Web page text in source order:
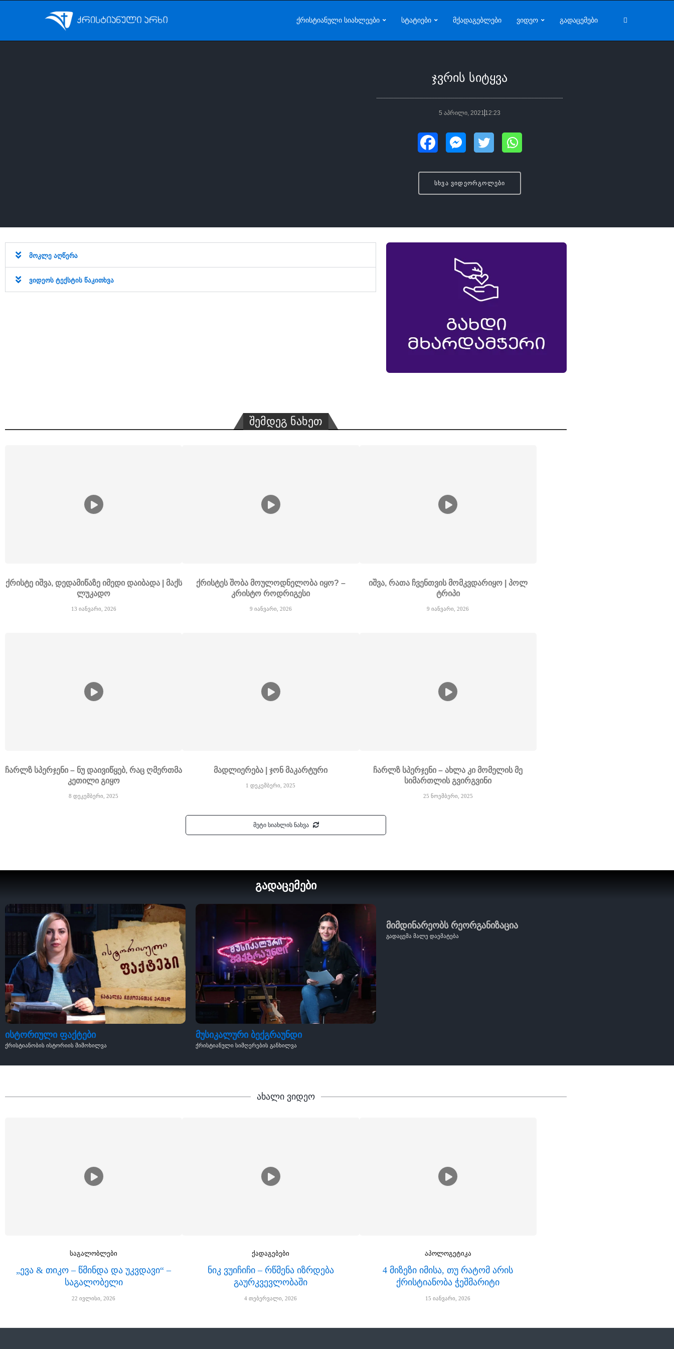
ქრისტიანული სიახლეები სტატიები მქადაგებლები ვიდეო გადაცემები
ჯვრის სიტყვა
5 აპრილი, 2021 12:23
სხვა ვიდეორგოლები
მოკლე აღწერა
ვიდეოს ტექსტის წაკითხვა
შემდეგ ნახეთ
ქრისტე იშვა, დედამიწაზე იმედი დაიბადა | მაქს
ლუკადო
13 იანვარი, 2026
ქრისტეს შობა მოულოდნელობა იყო? –
კრისტო როდრიგესი
9 იანვარი, 2026
იშვა, რათა ჩვენთვის მომკვდარიყო | პოლ
ტრიპი
9 იანვარი, 2026
ჩარლზ სპერჯენი – ნუ დაივიწყებ, რაც ღმერთმა
კეთილი გიყო
8 დეკემბერი, 2025
მადლიერება | ჯონ მაკარტური
1 დეკემბერი, 2025
ჩარლზ სპერჯენი – ახლა კი მომელის მე
სიმართლის გვირგვინი
25 ნოემბერი, 2025
მეტი სიახლის ნახვა
გადაცემები
ისტორიული ფაქტები
ქრისტიანობის ისტორიის მიმოხილვა
მუსიკალური ბექგრაუნდი
ქრისტიანული სიმღერების განხილვა
მიმდინარეობს რეორგანიზაცია
გადაცემა მალე დაემატება
ახალი ვიდეო
საგალობლები
„ევა & თიკო – წმინდა და უკვდავი“ –
საგალობელი
22 ივლისი, 2026
ქადაგებები
ნიკ ვუიჩიჩი – რწმენა იზრდება
გაურკვევლობაში
4 თებერვალი, 2026
აპოლოგეტიკა
4 მიზეზი იმისა, თუ რატომ არის
ქრისტიანობა ჭეშმარიტი
15 იანვარი, 2026